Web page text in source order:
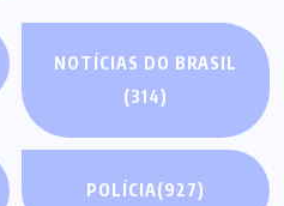
NOTÍCIAS DO BRASIL
(314)
POLÍCIA(927)